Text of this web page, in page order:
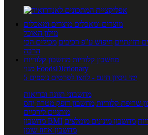
מוצרים ומאכלים מוצרים ומאכלים
מילון האוכל
תזונתיים חיפוש ע"פ רכיבים מכילים הכי
הרבה
מחשבון קלוריות מחשבון קלוריות
מנוי FoodsDictionary
5 ימי ניסיון חינם - לחצו לפרטים נוספים
מחשבוני תזונה ובריאות
שריפת קלוריות מחשבון דופק מטרה יחס
מותניים לירכיים
מחשבון BMI מחשבון מינונים מומלצים
מחשבון אחוז שומן